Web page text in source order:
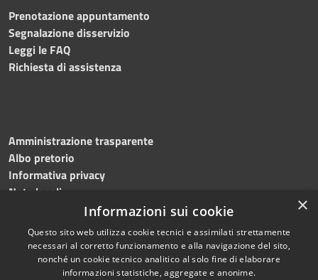
Prenotazione appuntamento
Segnalazione disservizio
Leggi le FAQ
Richiesta di assistenza
Amministrazione trasparente
Albo pretorio
Informativa privacy
Note legali
Dichiarazione di accessibilità
Copyright © 2026 • Comune di
×
Informazioni sui cookie
Questo sito web utilizza cookie tecnici e assimilati strettamente
necessari al corretto funzionamento e alla navigazione del sito,
nonché un cookie tecnico analitico al solo fine di elaborare
informazioni statistiche, aggregate e anonime.